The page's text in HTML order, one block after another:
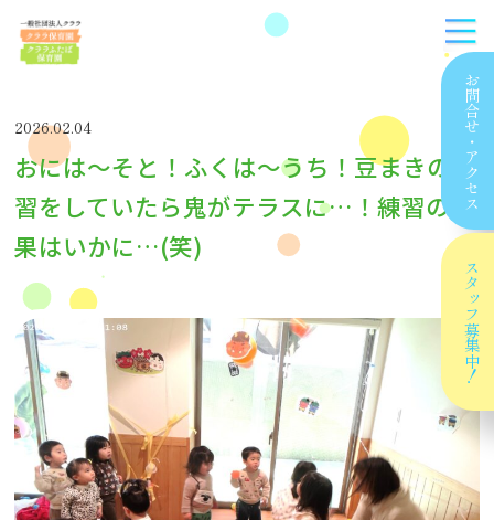
お問合せ
・
アクセス
スタッフ
募集中！
2026.02.04
おには〜そと！ふくは〜うち！豆まきの練
習をしていたら鬼がテラスに…！練習の成
果はいかに…(笑)